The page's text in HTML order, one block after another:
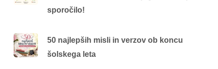
sporočilo!
50 najlepših misli in verzov ob koncu
šolskega leta